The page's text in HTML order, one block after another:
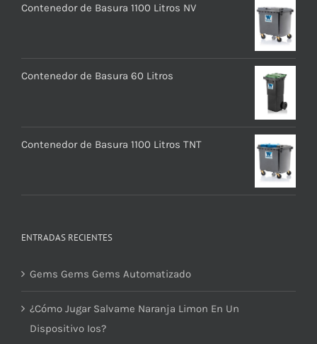
Contenedor de Basura 1100 Litros NV
Contenedor de Basura 60 Litros
Contenedor de Basura 1100 Litros TNT
ENTRADAS RECIENTES
Gems Gems Gems Automatizado
¿Cómo Jugar Salvame Naranja Limon En Un
Dispositivo Ios?